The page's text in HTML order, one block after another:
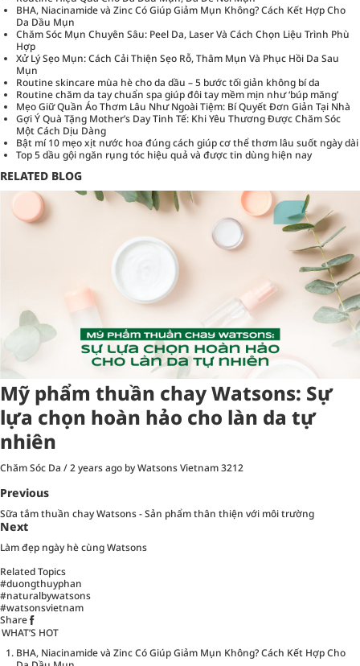
BHA, Niacinamide và Zinc Có Giúp Giảm Mụn Không? Cách Kết Hợp Cho
Da Dầu Mụn
Chăm Sóc Mụn Chuyên Sâu: Peel Da, Laser Và Cách Chọn Liệu Trình Phù
Hợp
Xử Lý Sẹo Mụn: Cách Cải Thiện Sẹo Rỗ, Thâm Mụn Và Phục Hồi Da Sau
Mụn
Routine skincare mùa hè cho da dầu – 5 bước tối giản không bí da
Routine chăm da tay chuẩn spa giúp đôi tay mềm mịn như ‘búp măng’
Mẹo Giữ Quần Áo Thơm Lâu Như Ngoài Tiệm: Bí Quyết Đơn Giản Tại Nhà
Gợi Ý Quà Tặng Mother’s Day Tinh Tế: Khi Yêu Thương Được Chăm Sóc
Một Cách Dịu Dàng
Bật mí 10 mẹo xịt nước hoa đúng cách giúp cơ thể thơm lâu suốt ngày dài
Top 5 dầu gội ngăn rụng tóc hiệu quả và được tin dùng hiện nay
RELATED BLOG
Mỹ phẩm thuần chay Watsons: Sự
lựa chọn hoàn hảo cho làn da tự
nhiên
Chăm Sóc Da /2 years ago by Watsons Vietnam3212
Previous
Sữa tắm thuần chay Watsons - Sản phẩm thân thiện với môi trường
Next
Làm đẹp ngày hè cùng Watsons
Related Topics
#duongthuyphan
#naturalbywatsons
#watsonsvietnam
Share
WHAT’S HOT
BHA, Niacinamide và Zinc Có Giúp Giảm Mụn Không? Cách Kết Hợp Cho